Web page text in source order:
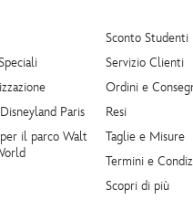
Paris
il parco Walt
Sconto Studenti
Servizio Clienti
Ordini e
Resi
Taglie e Misure
Termini e
Scopri di più